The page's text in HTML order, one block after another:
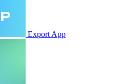
Export App